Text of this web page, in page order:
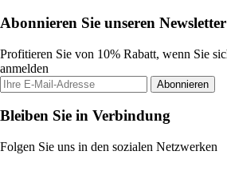
Abonnieren Sie unseren Newsletter
Profitieren Sie von 10% Rabatt, wenn Sie
anmelden
Abonnieren
Bleiben Sie in Verbindung
Folgen Sie uns in den sozialen Netzwerken